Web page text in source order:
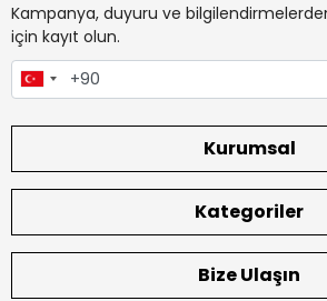
Kampanya, duyuru ve
için kayıt olun.
Kurumsal
Kategoriler
Bize Ulaşın